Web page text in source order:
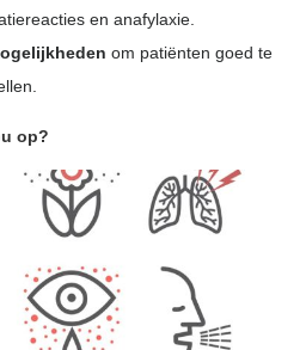
en anafylaxie.
om patiënten goed te
op?